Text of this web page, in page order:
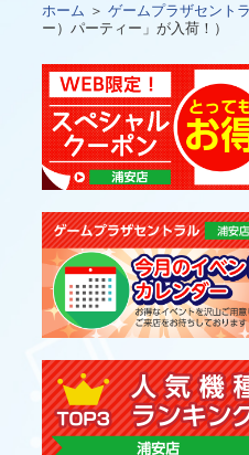
ホーム ＞ ゲームプラザセント
ー）パーティー」が入荷！）